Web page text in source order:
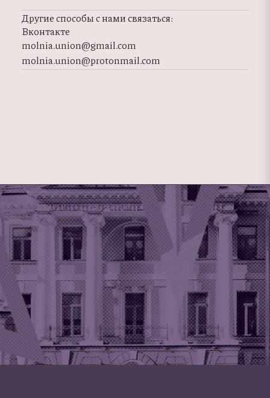
Другие способы с нами связаться:
Вконтакте
molnia.union@gmail.com
molnia.union@protonmail.com